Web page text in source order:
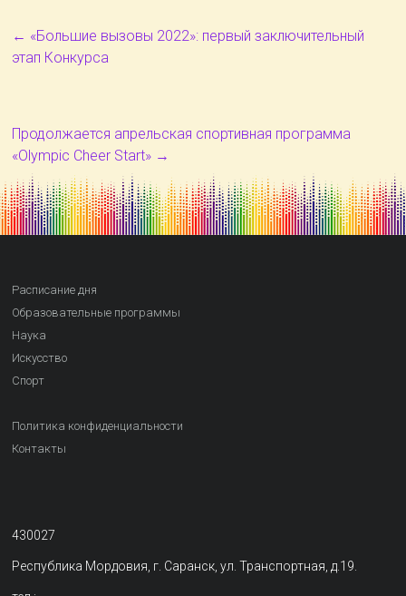
← «Большие вызовы 2022»: первый заключительный
этап Конкурса
Продолжается апрельская спортивная программа
«Olympic Cheer Start» →
Расписание дня
Образовательные программы
Наука
Искусство
Спорт
Политика конфиденциальности
Контакты
430027
Республика Мордовия, г. Саранск, ул. Транспортная, д.19.